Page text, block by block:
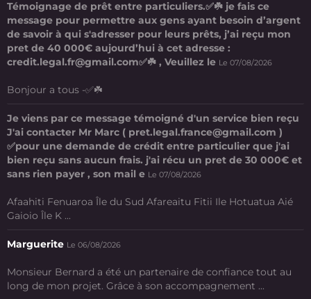
Témoignage de prêt entre particuliers.✅☘️ je fais ce
message pour permettre aux gens ayant besoin d’argent
de savoir à qui s'adresser pour leurs prêts, j’ai reçu mon
pret de 40 000€ aujourd’hui à cet adresse :
credit.legal.fr@gmail.com✅☘️ , Veuillez le Le 07/08/2026
Bonjour a tous -✅☘️
Je viens par ce message témoigné d'un service bien reçu
J'ai contacter Mr Marc ( pret.legal.france@gmail.com )
✅pour une demande de crédit entre particulier que j'ai
bien reçu sans aucun frais. j'ai récu un pret de 30 000€ et
sans rien payer , son mail e Le 07/08/2026
Afaahiti Fenuaroa Île du Sud Afareaitu Fitii Ile Hotuatua Aié
Gaioio Île K ...
Marguerite Le 06/08/2026
Monsieur Bernard a été un partenaire de confiance tout au
long de mon projet. Grâce à son accompagnement ...